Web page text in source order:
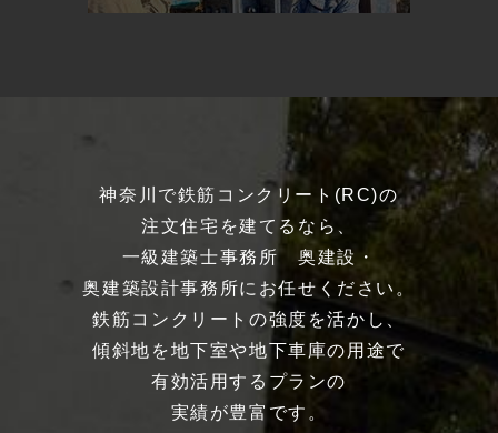
神奈川で鉄筋コンクリート(RC)の
注文住宅を建てるなら、
一級建築士事務所 奥建設・
奥建築設計事務所にお任せください。
鉄筋コンクリートの強度を活かし、
傾斜地を地下室や地下車庫の用途で
有効活用するプランの
実績が豊富です。